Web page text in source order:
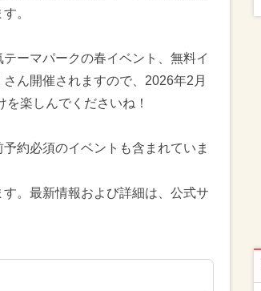
。
ーマパークの春イベント、無料イ
ん開催されますので、2026年2月
楽しんでくださいね！
約必須のイベントも含まれていま
。最新情報および詳細は、公式サ